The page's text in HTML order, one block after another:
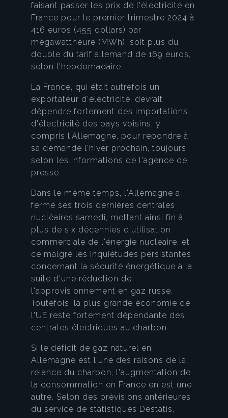
faisant passer les prix de l'électricité en
France pour le premier trimestre 2024 à
416 euros (455 dollars) par
mégawattheure (MWh), soit plus du
double du tarif allemand de 169 euros,
selon l'hebdomadaire.
La France, qui était autrefois un
exportateur d'électricité, devrait
dépendre fortement des importations
d'électricité des pays voisins, y
compris l'Allemagne, pour répondre à
sa demande l'hiver prochain, toujours
selon les informations de l'agence de
presse.
Dans le même temps, l'Allemagne a
fermé ses trois dernières centrales
nucléaires samedi, mettant ainsi fin à
plus de six décennies d'utilisation
commerciale de l'énergie nucléaire, et
ce malgré les inquiétudes persistantes
concernant la sécurité énergétique à la
suite d'une réduction de
l'approvisionnement en gaz russe.
Toutefois, la plus grande économie de
l'UE reste fortement dépendante des
centrales électriques au charbon.
Si le déficit de gaz naturel en
Allemagne est l'une des raisons de la
relance du charbon, l'augmentation de
la consommation en France en est une
autre. Selon des prévisions antérieures
du service de statistiques Destatis,